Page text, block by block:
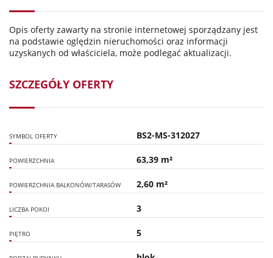
Opis oferty zawarty na stronie internetowej sporządzany jest
na podstawie oględzin nieruchomości oraz informacji
uzyskanych od właściciela, może podlegać aktualizacji.
SZCZEGÓŁY OFERTY
SYMBOL OFERTY BS2-MS-312027
POWIERZCHNIA 63,39 m²
POWIERZCHNIA BALKONÓW/TARASÓW 2,60 m²
LICZBA POKOI 3
PIĘTRO 5